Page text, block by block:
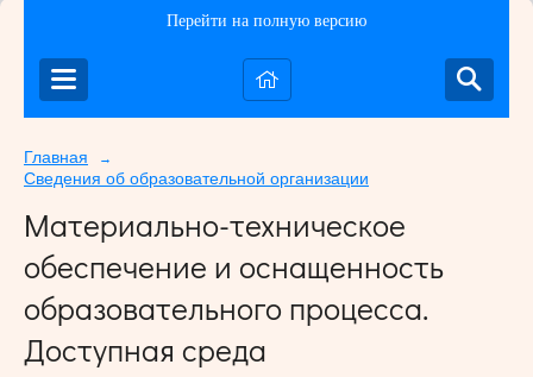
Перейти на полную версию
Главная →
Сведения об образовательной организации
Материально-техническое
обеспечение и оснащенность
образовательного процесса.
Доступная среда